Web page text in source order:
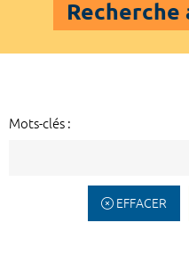
Recherche
Mots-clés :
EFFACER